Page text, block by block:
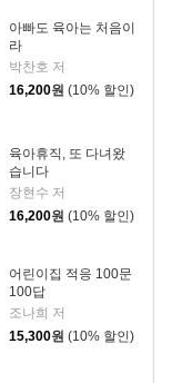
아빠도 육아는 처음이
라
박찬호 저
16,200원 (10% 할인)
육아휴직, 또 다녀왔
습니다
장현수 저
16,200원 (10% 할인)
어린이집 적응 100문
100답
조나희 저
15,300원 (10% 할인)